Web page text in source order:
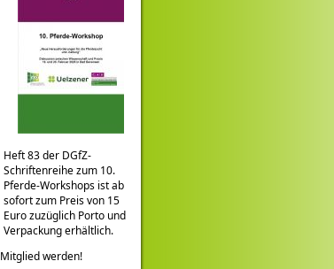
Heft 83 der DGfZ-
Schriftenreihe zum 10.
Pferde-Workshops ist ab
sofort zum Preis von 15
Euro zuzüglich Porto und
Verpackung erhältlich.
Mitglied werden!